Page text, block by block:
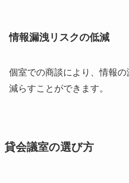
情報漏洩リスクの低減
個室での商談により、情報
減らすことができます。
貸会議室の選び方